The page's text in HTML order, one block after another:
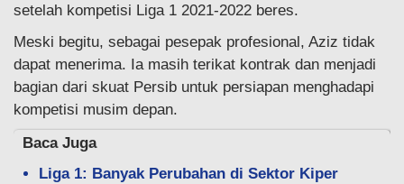
setelah kompetisi Liga 1 2021-2022 beres.
Meski begitu, sebagai pesepak profesional, Aziz tidak
dapat menerima. Ia masih terikat kontrak dan menjadi
bagian dari skuat Persib untuk persiapan menghadapi
kompetisi musim depan.
Baca Juga
Liga 1: Banyak Perubahan di Sektor Kiper